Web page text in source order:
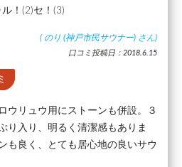
！(2)セ！(3)
( のり (神戸市民サウナー) さん)
口コミ投稿日：2018.6.15
ウリュウ用にストーンも併設。３
り入り、明るく清潔感もありま
も良く、とても居心地の良いサウ